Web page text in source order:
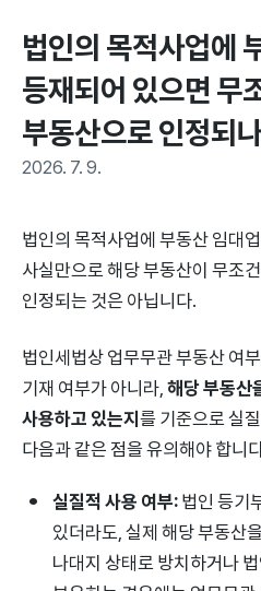
법인의 목적사업에
등재되어 있으면 무
부동산으로 인정되
2026. 7. 9.
법인의 목적사업에 부동산 임대
사실만으로 해당 부동산이 무조
인정되는 것은 아닙니다.
법인세법상 업무무관 부동산 여
기재 여부가 아니라,해당 부동산
사용하고 있는지를 기준으로 실
다음과 같은 점을 유의해야 합니
실질적 사용 여부:법인 등기
있더라도, 실제 해당 부동산
나대지 상태로 방치하거나